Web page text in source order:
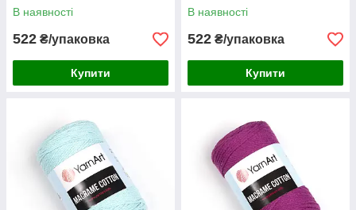
В наявності
522 ₴/упаковка
Купити
В наявності
522 ₴/упаковка
Купити